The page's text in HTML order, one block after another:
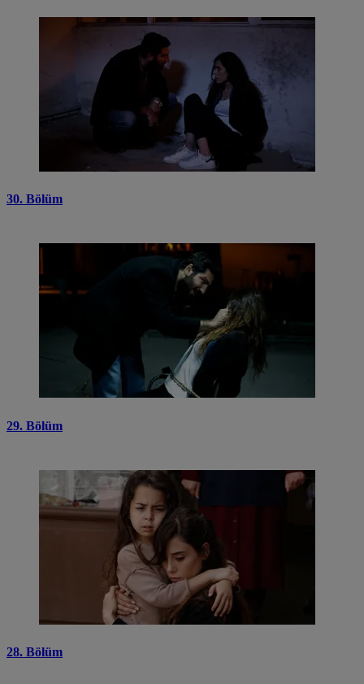
30. Bölüm
29. Bölüm
28. Bölüm